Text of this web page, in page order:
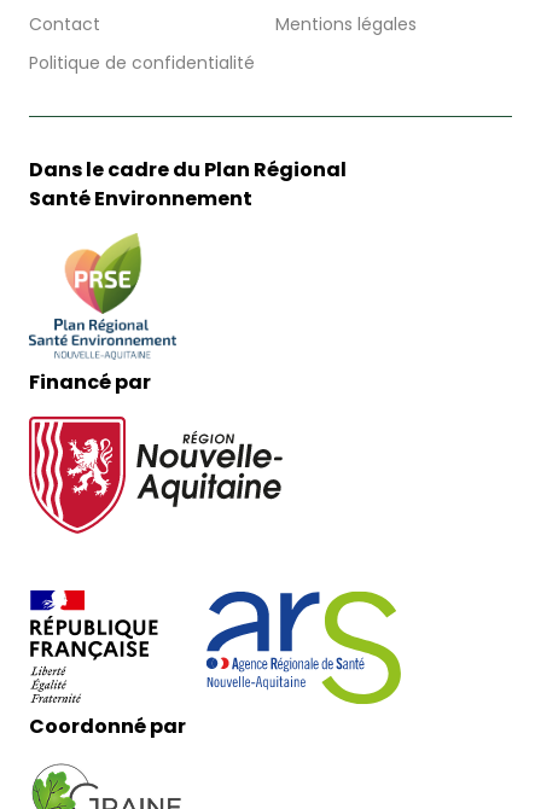
Contact
Mentions légales
Politique de confidentialité
Dans le cadre du Plan Régional
Santé Environnement
Financé par
Coordonné par